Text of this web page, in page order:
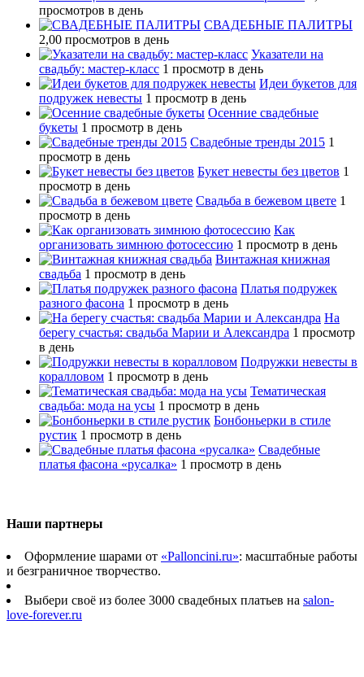
просмотров в день
СВАДЕБНЫЕ ПАЛИТРЫ
2,00 просмотров в день
Указатели на
свадьбу: мастер-класс 1 просмотр в день
Идеи букетов для
подружек невесты 1 просмотр в день
Осенние свадебные
букеты 1 просмотр в день
Свадебные тренды 2015 1
просмотр в день
Букет невесты без цветов 1
просмотр в день
Свадьба в бежевом цвете 1
просмотр в день
Как
организовать зимнюю фотосессию 1 просмотр в день
Винтажная книжная
свадьба 1 просмотр в день
Платья подружек
разного фасона 1 просмотр в день
На
берегу счастья: свадьба Марии и Александра 1 просмотр
в день
Подружки невесты в
коралловом 1 просмотр в день
Тематическая
свадьба: мода на усы 1 просмотр в день
Бонбоньерки в стиле
рустик 1 просмотр в день
Свадебные
платья фасона «русалка» 1 просмотр в день
Наши партнеры
Оформление шарами от «Palloncini.ru»: масштабные работы
и безграничное творчество.
Выбери своё из более 3000 свадебных платьев на salon-
love-forever.ru